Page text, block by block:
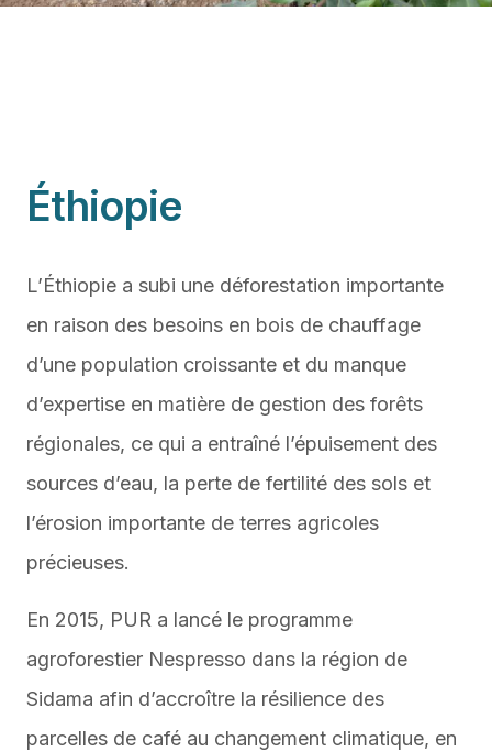
Éthiopie
L’Éthiopie a subi une déforestation importante
en raison des besoins en bois de chauffage
d’une population croissante et du manque
d’expertise en matière de gestion des forêts
régionales, ce qui a entraîné l’épuisement des
sources d’eau, la perte de fertilité des sols et
l’érosion importante de terres agricoles
précieuses.
En 2015, PUR a lancé le programme
agroforestier Nespresso dans la région de
Sidama afin d’accroître la résilience des
parcelles de café au changement climatique, en